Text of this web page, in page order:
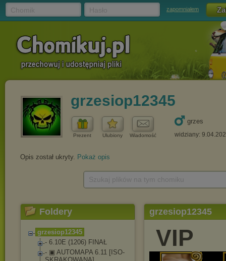
zapomniałem
grzesiop12345
Prezent Ulubiony Wiadomość
grzes
widziany:
Opis został ukryty. Pokaż opis
Foldery
grzesiop12345
- 6.10E (1206) FINAŁ
- ▣ AUTOMAPA 6.11 [ISO-
grzesiop12345
VIP